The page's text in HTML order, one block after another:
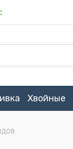
Хвойные